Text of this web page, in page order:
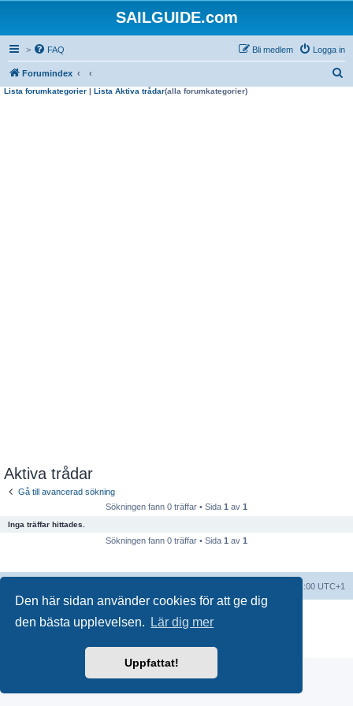
Den här sidan använder cookies för att ge dig
den bästa upplevelsen.
Lär dig mer
Uppfattat!
SAILGUIDE.com
> FAQ Logga in
Bli medlem
Forumindex
Lista forumkategorier | Lista Aktiva trådar(alla forumkategorier)
Aktiva trådar
Gå till avancerad sökning
Sökningen fann 0 träffar • Sida 1 av 1
Inga träffar hittades.
Sökningen fann 0 träffar • Sida 1 av 1
Alla tidsangivelser är UTC+01:00 UTC+1
Swedish translation byphpBB Sweden